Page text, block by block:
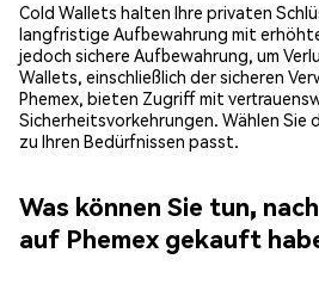
Cold Wallets halten Ihre privaten
langfristige Aufbewahrung mit
jedoch sichere Aufbewahrung, um
Wallets, einschließlich der sicheren
Phemex, bieten Zugriff mit
Sicherheitsvorkehrungen. Wählen Sie
zu Ihren Bedürfnissen passt.
Was können Sie tun,
auf Phemex gekauft